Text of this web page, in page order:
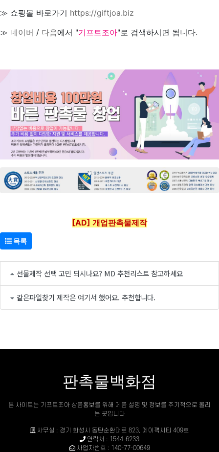
≫ 쇼핑몰 바로가기 https://giftjoa.biz
≫ 네이버 / 다음에서 "기프트조아"로 검색하시면 됩니다.
[AD] 개업판촉물제작
목록
선물제작 선택 고민 되시나요? MD 추천리스트 참고하세요
같은파일찾기 제작은 여기서 했어요. 추천합니다.
판촉물백화점
본 사이트는 기프트조아 상품홍보를 위해 제품 설명 및 정보를 주기적으로 올리
는 곳입니다
사무실 : 경기 화성시 동탄순환대로 823, 에이팩시티 409호
연락처 : 1544-6233
사업자번호 : 140-77-00649